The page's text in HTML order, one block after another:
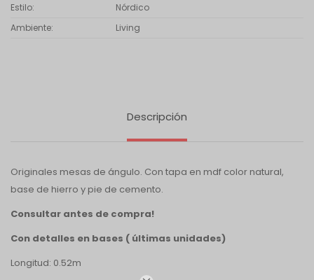
Estilo
Nórdico
Ambiente
Living
Descripción
Originales mesas de ángulo. Con tapa en mdf color natural,
base de hierro y pie de cemento.
Consultar antes de compra!
Con detalles en bases ( últimas unidades)
Longitud: 0.52m